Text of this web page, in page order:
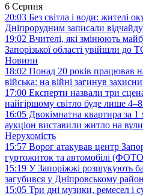
6 Серпня
20:03 Без світла і води: жителі
Дніпрорудним записали
19:02 Вчителі, які змінюють
Запорізької області увійшли
Новини
18:02 Понад 20 років працював
війська: на війні загинув
17:00 Експерти назвали три
найгіршому світло буде лише
16:05 Двокімнатна квартира за
аукціон виставили житло на
Нерухомість
15:57 Ворог атакував центр
гуртожиток та автомобілі
15:19 У Запоріжжі розшукують
загубився у Дніпровському
15:05 Три дні музики, ремесел і